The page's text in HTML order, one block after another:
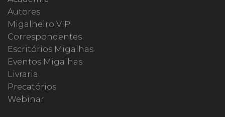
Autores
Migalheiro VIP
Correspondentes
Escritórios Migalhas
Eventos Migalhas
Livraria
Precatórios
Webinar